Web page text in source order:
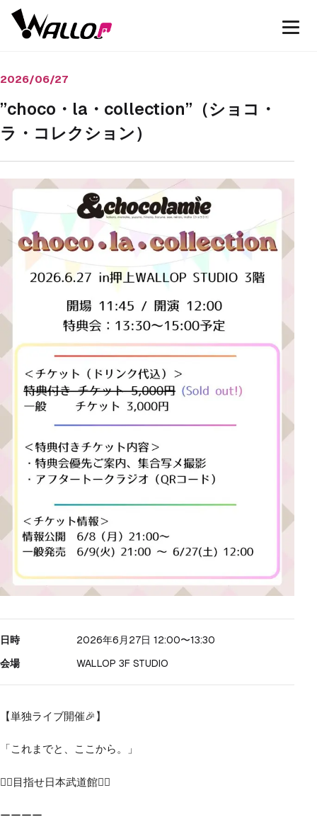
2026/06/27
”choco・la・collection”（ショコ・
ラ・コレクション）
日時 2026年6月27日 12:00〜13:30
会場
WALLOP 3F STUDIO
【単独ライブ開催🎉】
「これまでと、ここから。」
❤️‍🔥目指せ日本武道館❤️‍🔥
ーーーー